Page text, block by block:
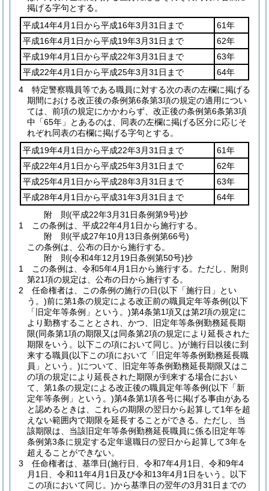
掲げる字句とする。
平成14年4月1日から平成16年3月31日まで
61年
平成16年4月1日から平成19年3月31日まで
62年
平成19年4月1日から平成22年3月31日まで
63年
平成22年4月1日から平成25年3月31日まで
64年
4
特定警察職員等である職員に対する次の表の左欄に掲げる
期間における改正後の条例第6条第3項の規定の適用につい
ては、前項の規定にかかわらず、改正後の条例第6条第3項
中「65年」とあるのは、同表の左欄に掲げる区分に応じそ
れぞれ同表の右欄に掲げる字句とする。
平成19年4月1日から平成22年3月31日まで
61年
平成22年4月1日から平成25年3月31日まで
62年
平成25年4月1日から平成28年3月31日まで
63年
平成28年4月1日から平成31年3月31日まで
64年
附 則(平成22年3月31日条例第9号)抄
1
この条例は、平成22年4月1日から施行する。
附 則(平成27年10月13日条例第66号)
この条例は、公布の日から施行する。
附 則(令和4年12月19日条例第50号)抄
1
この条例は、令和5年4月1日から施行する。 ただし、附則
第21項の規定は、公布の日から施行する。
2
任命権者は、この条例の施行の日(以下「施行日」とい
う。)前に第1条の規定による改正前の職員定年等条例(以下
「旧定年等条例」という。)第4条第1項又は第2項の規定に
より勤務することとされ、かつ、旧定年等条例勤務延長期
限(同条第1項の期限又は同条第2項の規定により延長された
期限をいう。以下この項において同じ。)が施行日以後に到
来する職員(以下この項において「旧定年等条例勤務延長職
員」という。)について、旧定年等条例勤務延長期限又はこ
の項の規定により延長された期限が到来する場合におい
て、第1条の規定による改正後の職員定年等条例(以下「新
定年等条例」という。)第4条第1項各号に掲げる事由がある
と認めるときは、これらの期限の翌日から起算して1年を超
えない範囲内で期限を延長することができる。 ただし、当
該期限は、当該旧定年等条例勤務延長職員に係る旧定年等
条例第3条に規定する定年退職日の翌日から起算して3年を
超えることができない。
3
任命権者は、基準日(施行日、令和7年4月1日、令和9年4
月1日、令和11年4月1日及び令和13年4月1日をいう。以下
この項において同じ。)から基準日の翌年の3月31日までの